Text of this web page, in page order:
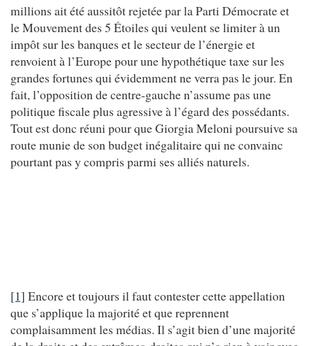
millions ait été aussitôt rejetée par la Parti Démocrate et
le Mouvement des 5 Étoiles qui veulent se limiter à un
impôt sur les banques et le secteur de l’énergie et
renvoient à l’Europe pour une hypothétique taxe sur les
grandes fortunes qui évidemment ne verra pas le jour. En
fait, l’opposition de centre-gauche n’assume pas une
politique fiscale plus agressive à l’égard des possédants.
Tout est donc réuni pour que Giorgia Meloni poursuive sa
route munie de son budget inégalitaire qui ne convainc
pourtant pas y compris parmi ses alliés naturels.
[1] Encore et toujours il faut contester cette appellation
que s’applique la majorité et que reprennent
complaisamment les médias. Il s’agit bien d’une majorité